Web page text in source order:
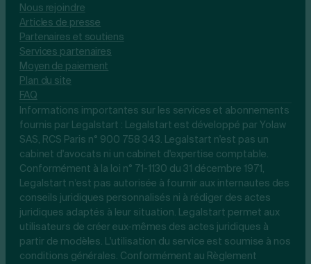
Nous rejoindre
Articles de presse
Partenaires et soutiens
Services partenaires
Moyen de paiement
Plan du site
FAQ
Informations importantes sur les services et abonnements
fournis par Legalstart : Legalstart est développé par Yolaw
SAS, RCS Paris n° 900 758 343. Legalstart n'est pas un
cabinet d'avocats ni un cabinet d'expertise comptable.
Conformément à la loi n° 71-1130 du 31 décembre 1971,
Legalstart n’est pas autorisée à fournir aux internautes des
conseils juridiques personnalisés ni à rédiger des actes
juridiques adaptés à leur situation. Legalstart permet aux
utilisateurs de créer eux-mêmes des actes juridiques à
partir de modèles. L'utilisation du service est soumise à nos
conditions générales. Conformément au Règlement